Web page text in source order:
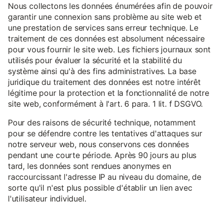
Nous collectons les données énumérées afin de pouvoir
garantir une connexion sans problème au site web et
une prestation de services sans erreur technique. Le
traitement de ces données est absolument nécessaire
pour vous fournir le site web. Les fichiers journaux sont
utilisés pour évaluer la sécurité et la stabilité du
système ainsi qu'à des fins administratives. La base
juridique du traitement des données est notre intérêt
légitime pour la protection et la fonctionnalité de notre
site web, conformément à l'art. 6 para. 1 lit. f DSGVO.
Pour des raisons de sécurité technique, notamment
pour se défendre contre les tentatives d'attaques sur
notre serveur web, nous conservons ces données
pendant une courte période. Après 90 jours au plus
tard, les données sont rendues anonymes en
raccourcissant l'adresse IP au niveau du domaine, de
sorte qu'il n'est plus possible d'établir un lien avec
l'utilisateur individuel.